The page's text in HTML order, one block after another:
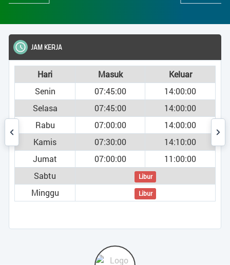
JAM KERJA
Hari Masuk
Keluar
Senin
07:45:00
14:00:00
Selasa
07:45:00
14:00:00
Rabu
07:00:00
14:00:00
Kamis
07:30:00
14:10:00
Jumat
07:00:00
11:00:00
Sabtu
Libur
Minggu Libur
)